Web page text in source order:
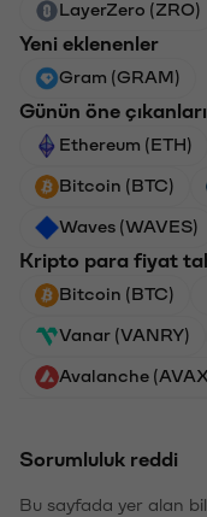
LayerZero (ZRO)
Yeni eklenenler
Gram (GRAM)
Günün öne çıkanları
Ethereum (ETH)
Bitcoin (BTC)
Waves (WAVES)
Kripto para fiyat
Bitcoin (BTC)
Vanar (VANRY)
Avalanche
Sorumluluk reddi
Bu sayfada yer alan